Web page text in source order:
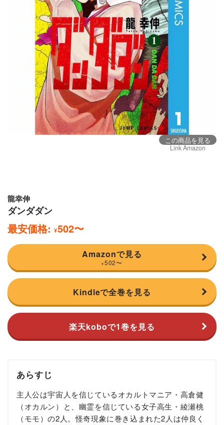
【前衛的な表現力に圧倒されます】浅野いにお「おやすみプンプン」
【ブラックすぎる環境ながらその先に見えるモノ創りの矜持！】宮崎克 (原作)、吉本浩二 (漫画)「ブラック・ジャック創作秘話 ～手塚治虫の仕事場から～」
恋愛・ラブコメ編
【青春が眩しくて心が洗われる】椎名軽穂「君に届け」
【アクションやシリアスな場面とギャグシーンのギャップが魅力！】コトヤマ「よふかしのうた」
【香港レトロな雰囲気に、冒頭１０ページで圧倒されます】眉月じゅん「九龍ジェネリックロマンス」
【笑えるのに、グッとくる！】谷口菜津子「じゃあ、あんたが作ってみろよ」
【恋愛における人間関係や行動について参考になります】安野モヨコ「後ハッピーマニア」
ギャグ・日常系編
【熱いストーリーに主人公の成長 友達との絆もあり読後感がいい】西修「魔入りました！ 入間くん」
【歴史上の人物が多数登場！他に類を見ない種類の面白さ】増田こうすけ「増田こうすけ劇場ギャグマンガ日和」
【あっという間に読めるのでスキマ時間に超おすすめ！】大橋裕之「音楽 完全版」
この商品を見る
Link Amazon
龍幸伸
ダンダダン
最安価格: ¥502〜
Amazonで見る
¥ 502〜
Kindleで全巻を見る
楽天koboで1巻を見る
あらすじ
主人公は宇宙人を信じているオカルトマニア・高倉健
（オカルン）と、幽霊を信じている女子高生・綾瀬桃
（モモ）の2人。怪奇現象に巻き込まれた2人は仲良く